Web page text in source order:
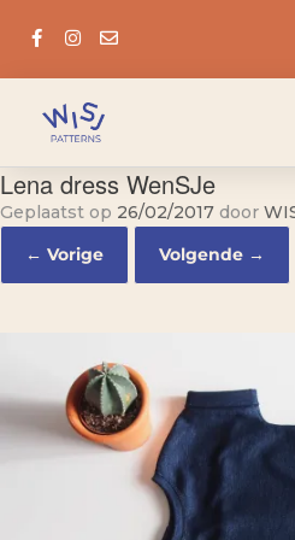
Lena dress WenSJe
Geplaatst op 26/02/2017 door
← Vorige
Volgende →